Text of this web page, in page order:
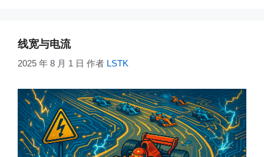
线宽与电流
2025 年 8 月 1 日 作者 LSTK